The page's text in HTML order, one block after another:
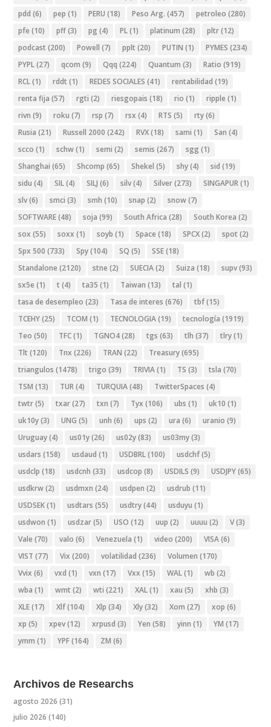
pdd (6) pep (1) PERU (18) Peso Arg. (457) petroleo (280)
pfe (10) pff(3) pg (4) PL(1) platinum (28) pltr(12)
podcast (200) Powell (7) pplt (20) PUTIN (1) PYMES (234)
PYPL(27) qcom (9) Qqq (224) Quantum (3) Ratio (919)
RCL(1) rddt (1) REDES SOCIALES (41) rentabilidad (19)
renta fija (57) rgti (2) riesgopais (18) rio (1) ripple (1)
rivn (9) roku (7) rsp (7) rsx (4) RTS (5) rty(6)
Rusia (21) Russell 2000 (242) RVX(18) sami (1) San (4)
scco (1) schw(1) semi (2) semis (267) sgg (1)
Shanghai (65) Shcomp (65) Shekel (5) shy(4) sid (19)
sidu (4) SIL(4) SILJ (6) silv(4) Silver(273) SINGAPUR(1)
slv(6) smci (3) smh (10) snap (2) snow(7)
SOFTWARE(48) soja (99) South Africa (28) South Korea (2)
sox (55) soxx (1) soyb (1) Space (18) SPCX(2) spot (2)
Spx 500 (733) Spy(104) SQ (5) SSE(18)
Standalone (2120) stne (2) SUECIA(2) Suiza (18) supv(93)
sx5e (1) t (4) ta35 (1) Taiwan (13) tal (1)
tasa de desempleo (23) Tasa de interes (676) tbf(15)
TCEHY(25) TCOM (1) TECNOLOGIA(19) tecnología (1919)
Teo (50) TFC(1) TGNO4(28) tgs (63) tlh (37) tlry(1)
Tlt (120) Tnx (226) TRAN (22) Treasury(695)
triangulos (1478) trigo (39) TRIVIA(1) TS (3) tsla (70)
TSM (13) TUR(4) TURQUIA(48) TwitterSpaces (4)
twtr(5) txar(27) txn (7) Tyx (106) ubs (1) uk10 (1)
uk10y(3) UNG (5) unh (6) ups (2) ura (6) uranio (9)
Uruguay(4) us01y(26) us02y(83) us03my(3)
usdars (158) usdaud (1) USDBRL(100) usdchf(5)
usdclp (18) usdcnh (33) usdcop (8) USDILS (9) USDJPY(65)
usdkrw(2) usdmxn (24) usdpen (2) usdrub (11)
USDSEK(1) usdtars (55) usdtry(44) usduyu (1)
usdwon (1) usdzar(5) USO (12) uup (2) uuuu (2) V(3)
Vale (70) valo (6) Venezuela (1) video (200) VISA(6)
VIST (77) Vix (200) volatilidad (236) Volumen (170)
Vvix (6) vxd (1) vxn (17) Vxx (15) WAL(1) wb (2)
wba (1) wmt (2) wti (221) XAL(1) xau (5) xhb (3)
XLE(17) Xlf(104) Xlp (34) Xly(32) Xom (27) xop (6)
xp (5) xpev(12) xrpusd (3) Yen (58) yinn (1) YM (17)
ymm (1) YPF(164) ZM (6)
Archivos de Researchs
agosto 2026 (31)
julio 2026 (140)